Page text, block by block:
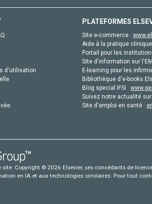
d'utilisation
PLATEFORMES
Site e-commerce :
Aide à la pratique
Portail pour les
Site d'information sur
E-learning pour les
Bibliothèque d'e-books
Blog special IFSI :
Suivez notre actualité
Site d'emploi en santé :
site: Copyright © 2026 Elsevier, ses concédants de
en IA et aux technologies similaires. Pour tout